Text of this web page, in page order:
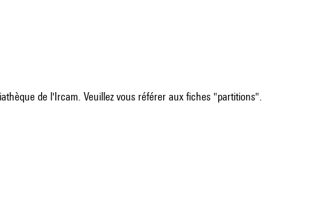
de l'Ircam. Veuillez vous référer aux fiches "partitions".